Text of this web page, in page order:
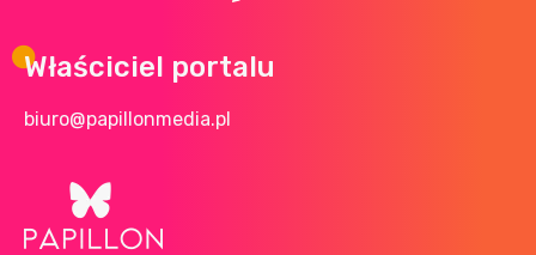
Właściciel portalu
biuro@papillonmedia.pl